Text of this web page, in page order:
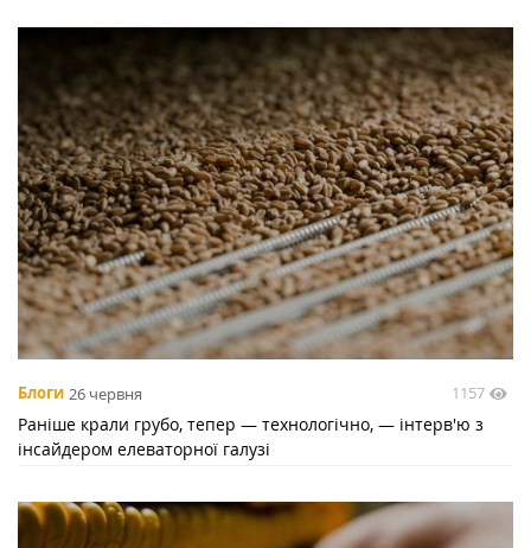
Блоги 26 червня 1157
Раніше крали грубо, тепер — технологічно, — інтерв'ю з
інсайдером елеваторної галузі